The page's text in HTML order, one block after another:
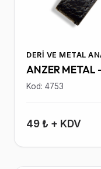
DERI VE METAL
ANZER METAL
Kod: 4753
49 ₺ + KDV